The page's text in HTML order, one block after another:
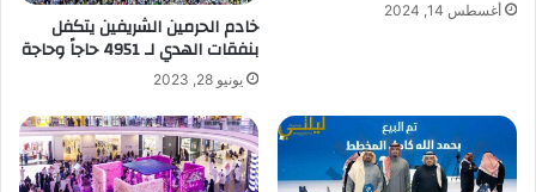
أغسطس 14, 2024
خادم الحرمين الشريفين يتكفل
بنفقات الهدي لـ 4951 حاجاً وحاجة
يونيو 28, 2023